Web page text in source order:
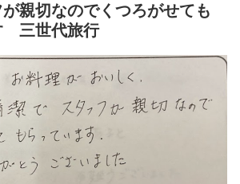
親切なのでくつろがせても
三世代旅行